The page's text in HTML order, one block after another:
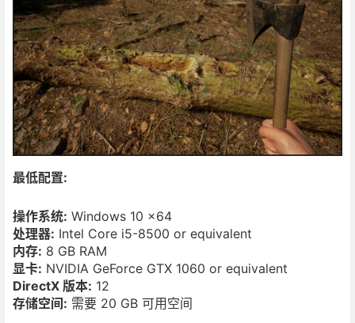
最低配置:
操作系统: Windows 10 x64
处理器: Intel Core i5-8500 or equivalent
内存: 8 GB RAM
显卡: NVIDIA GeForce GTX 1060 or equivalent
DirectX 版本: 12
存储空间: 需要 20 GB 可用空间